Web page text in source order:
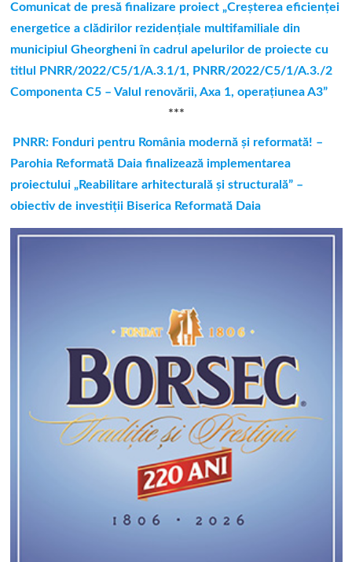
Comunicat de presă finalizare proiect „Creşterea eficienţei
energetice a clădirilor rezidenţiale multifamiliale din
municipiul Gheorgheni în cadrul apelurilor de proiecte cu
titlul PNRR/2022/C5/1/A.3.1/1, PNRR/2022/C5/1/A.3./2
Componenta C5 – Valul renovării, Axa 1, operaţiunea A3”
***
PNRR: Fonduri pentru România modernă și reformată! –
Parohia Reformată Daia finalizează implementarea
proiectului „Reabilitare arhitecturală și structurală” –
obiectiv de investiții Biserica Reformată Daia